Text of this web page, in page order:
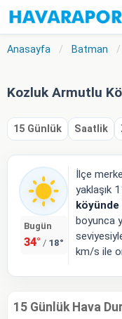
Anasayfa / Batman /
Kozluk Armutlu
15 Günlük Saatlik
Bugün
34° / 18°
İlçe
yaklaşık
köyünde
boyunca
km/s ile
15 Günlük Hava